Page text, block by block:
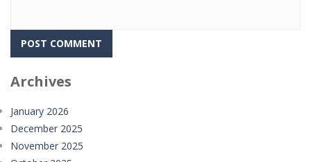
Archives
January 2026
December 2025
November 2025